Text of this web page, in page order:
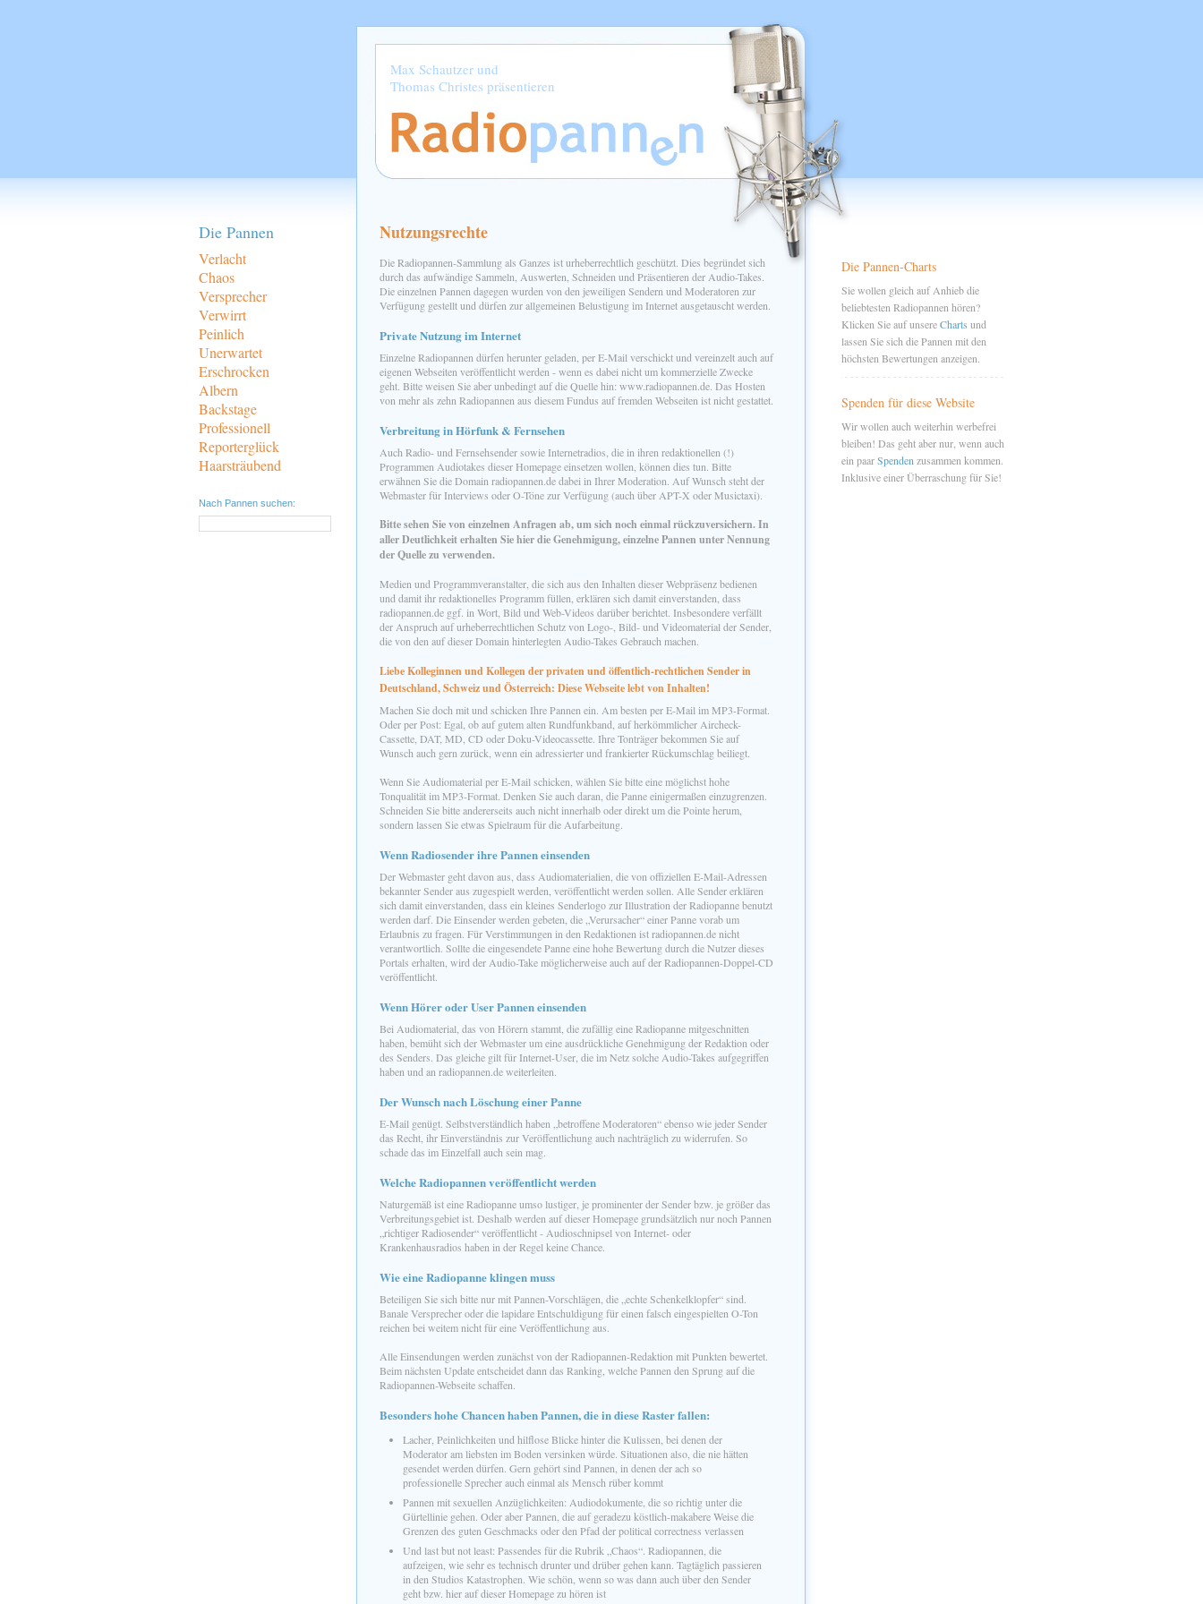
Die Pannen
Verlacht
Chaos
Versprecher
Verwirrt
Peinlich
Unerwartet
Erschrocken
Albern
Backstage
Professionell
Reporterglück
Haarsträubend
Nach Pannen suchen:
Max Schautzer und
Thomas Christes präsentieren
Nutzungsrechte
Die Radiopannen-Sammlung als Ganzes ist urheberrechtlich geschützt. Dies begründet sich
durch das aufwändige Sammeln, Auswerten, Schneiden und Präsentieren der Audio-Takes.
Die einzelnen Pannen dagegen wurden von den jeweiligen Sendern und Moderatoren zur
Verfügung gestellt und dürfen zur allgemeinen Belustigung im Internet ausgetauscht werden.
Private Nutzung im Internet
Einzelne Radiopannen dürfen herunter geladen, per E-Mail verschickt und vereinzelt auch auf
eigenen Webseiten veröffentlicht werden - wenn es dabei nicht um kommerzielle Zwecke
geht. Bitte weisen Sie aber unbedingt auf die Quelle hin: www.radiopannen.de. Das Hosten
von mehr als zehn Radiopannen aus diesem Fundus auf fremden Webseiten ist nicht gestattet.
Verbreitung in Hörfunk & Fernsehen
Auch Radio- und Fernsehsender sowie Internetradios, die in ihren redaktionellen (!)
Programmen Audiotakes dieser Homepage einsetzen wollen, können dies tun. Bitte
erwähnen Sie die Domain radiopannen.de dabei in Ihrer Moderation. Auf Wunsch steht der
Webmaster für Interviews oder O-Töne zur Verfügung (auch über APT-X oder Musictaxi).
Bitte sehen Sie von einzelnen Anfragen ab, um sich noch einmal rückzuversichern. In
aller Deutlichkeit erhalten Sie hier die Genehmigung, einzelne Pannen unter Nennung
der Quelle zu verwenden.
Medien und Programmveranstalter, die sich aus den Inhalten dieser Webpräsenz bedienen
und damit ihr redaktionelles Programm füllen, erklären sich damit einverstanden, dass
radiopannen.de ggf. in Wort, Bild und Web-Videos darüber berichtet. Insbesondere verfällt
der Anspruch auf urheberrechtlichen Schutz von Logo-, Bild- und Videomaterial der Sender,
die von den auf dieser Domain hinterlegten Audio-Takes Gebrauch machen.
Liebe Kolleginnen und Kollegen der privaten und öffentlich-rechtlichen Sender in
Deutschland, Schweiz und Österreich: Diese Webseite lebt von Inhalten!
Machen Sie doch mit und schicken Ihre Pannen ein. Am besten per E-Mail im MP3-Format.
Oder per Post: Egal, ob auf gutem alten Rundfunkband, auf herkömmlicher Aircheck-
Cassette, DAT, MD, CD oder Doku-Videocassette. Ihre Tonträger bekommen Sie auf
Wunsch auch gern zurück, wenn ein adressierter und frankierter Rückumschlag beiliegt.
Wenn Sie Audiomaterial per E-Mail schicken, wählen Sie bitte eine möglichst hohe
Tonqualität im MP3-Format. Denken Sie auch daran, die Panne einigermaßen einzugrenzen.
Schneiden Sie bitte andererseits auch nicht innerhalb oder direkt um die Pointe herum,
sondern lassen Sie etwas Spielraum für die Aufarbeitung.
Wenn Radiosender ihre Pannen einsenden
Der Webmaster geht davon aus, dass Audiomaterialien, die von offiziellen E-Mail-Adressen
bekannter Sender aus zugespielt werden, veröffentlicht werden sollen. Alle Sender erklären
sich damit einverstanden, dass ein kleines Senderlogo zur Illustration der Radiopanne benutzt
werden darf. Die Einsender werden gebeten, die „Verursacher“ einer Panne vorab um
Erlaubnis zu fragen. Für Verstimmungen in den Redaktionen ist radiopannen.de nicht
verantwortlich. Sollte die eingesendete Panne eine hohe Bewertung durch die Nutzer dieses
Portals erhalten, wird der Audio-Take möglicherweise auch auf der Radiopannen-Doppel-CD
veröffentlicht.
Wenn Hörer oder User Pannen einsenden
Bei Audiomaterial, das von Hörern stammt, die zufällig eine Radiopanne mitgeschnitten
haben, bemüht sich der Webmaster um eine ausdrückliche Genehmigung der Redaktion oder
des Senders. Das gleiche gilt für Internet-User, die im Netz solche Audio-Takes aufgegriffen
haben und an radiopannen.de weiterleiten.
Der Wunsch nach Löschung einer Panne
E-Mail genügt. Selbstverständlich haben „betroffene Moderatoren“ ebenso wie jeder Sender
das Recht, ihr Einverständnis zur Veröffentlichung auch nachträglich zu widerrufen. So
schade das im Einzelfall auch sein mag.
Welche Radiopannen veröffentlicht werden
Naturgemäß ist eine Radiopanne umso lustiger, je prominenter der Sender bzw. je größer das
Verbreitungsgebiet ist. Deshalb werden auf dieser Homepage grundsätzlich nur noch Pannen
„richtiger Radiosender“ veröffentlicht - Audioschnipsel von Internet- oder
Krankenhausradios haben in der Regel keine Chance.
Wie eine Radiopanne klingen muss
Beteiligen Sie sich bitte nur mit Pannen-Vorschlägen, die „echte Schenkelklopfer“ sind.
Banale Versprecher oder die lapidare Entschuldigung für einen falsch eingespielten O-Ton
reichen bei weitem nicht für eine Veröffentlichung aus.
Alle Einsendungen werden zunächst von der Radiopannen-Redaktion mit Punkten bewertet.
Beim nächsten Update entscheidet dann das Ranking, welche Pannen den Sprung auf die
Radiopannen-Webseite schaffen.
Besonders hohe Chancen haben Pannen, die in diese Raster fallen:
Lacher, Peinlichkeiten und hilflose Blicke hinter die Kulissen, bei denen der
Moderator am liebsten im Boden versinken würde. Situationen also, die nie hätten
gesendet werden dürfen. Gern gehört sind Pannen, in denen der ach so
professionelle Sprecher auch einmal als Mensch rüber kommt
Pannen mit sexuellen Anzüglichkeiten: Audiodokumente, die so richtig unter die
Gürtellinie gehen. Oder aber Pannen, die auf geradezu köstlich-makabere Weise die
Grenzen des guten Geschmacks oder den Pfad der political correctness verlassen
Und last but not least: Passendes für die Rubrik „Chaos“. Radiopannen, die
aufzeigen, wie sehr es technisch drunter und drüber gehen kann. Tagtäglich passieren
in den Studios Katastrophen. Wie schön, wenn so was dann auch über den Sender
geht bzw. hier auf dieser Homepage zu hören ist
Die Pannen-Charts
Sie wollen gleich auf Anhieb die
beliebtesten Radiopannen hören?
Klicken Sie auf unsereCharts und
lassen Sie sich die Pannen mit den
höchsten Bewertungen anzeigen.
Spenden für diese Website
Wir wollen auch weiterhin werbefrei
bleiben! Das geht aber nur, wenn auch
ein paarSpenden zusammen kommen.
Inklusive einer Überraschung für Sie!